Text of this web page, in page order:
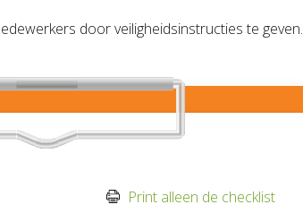
door veiligheidsinstructies te geven.
Print alleen de checklist